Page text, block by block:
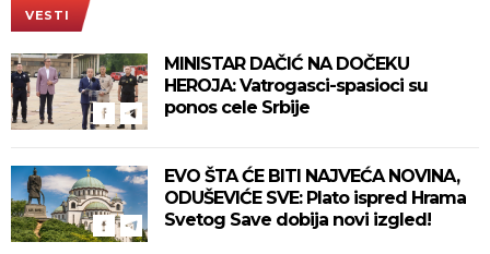
VESTI
MINISTAR DAČIĆ NA DOČEKU
HEROJA: Vatrogasci-spasioci su
ponos cele Srbije
EVO ŠTA ĆE BITI NAJVEĆA NOVINA,
ODUŠEVIĆE SVE: Plato ispred Hrama
Svetog Save dobija novi izgled!